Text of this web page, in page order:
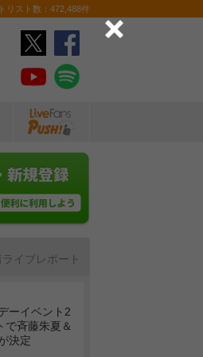
スト数：472,488件
ライブレポート
ーイベント2
で斉藤朱夏＆
決定